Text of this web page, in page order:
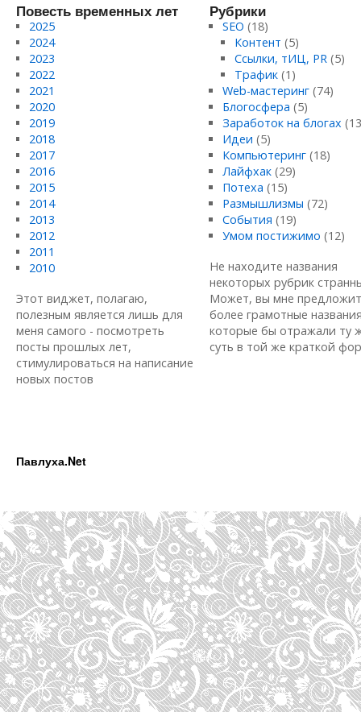
Повесть временных лет
2025
2024
2023
2022
2021
2020
2019
2018
2017
2016
2015
2014
2013
2012
2011
2010
Этот виджет, полагаю,
полезным является лишь для
меня самого - посмотреть
посты прошлых лет,
стимулироваться на написание
новых постов
Рубрики
SEO (18)
Контент (5)
Ссылки, тИЦ, PR (5)
Трафик (1)
Web-мастеринг(74)
Блогосфера (5)
Заработок на блогах
Идеи (5)
Компьютеринг(18)
Лайфхак(29)
Потеха (15)
Размышлизмы (72)
События (19)
Умом постижимо (12)
Не находите названия
некоторых рубрик
Может, вы мне
более грамотные
которые бы отражали ту
суть в той же краткой
Павлуха.Net